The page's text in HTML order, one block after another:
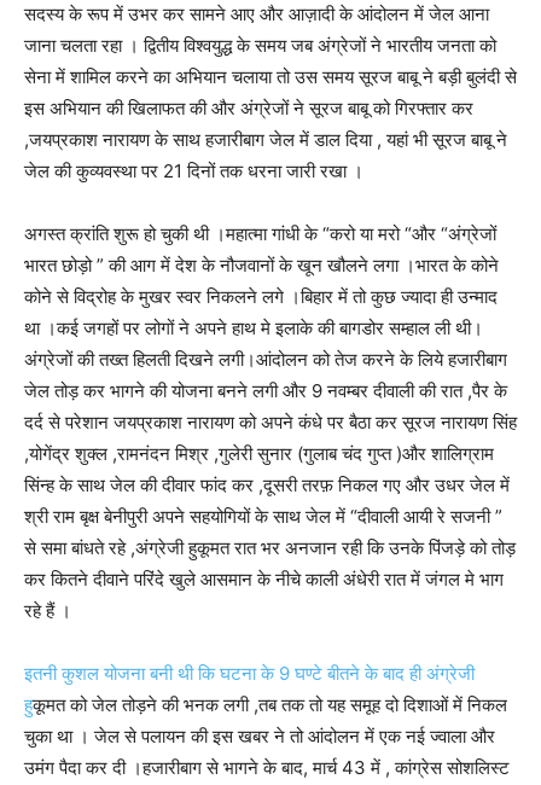
सदस्य के रूप में उभर कर सामने आए और आज़ादी के आंदोलन में जेल आना
जाना चलता रहा । द्वितीय विश्वयुद्ध के समय जब अंग्रेजों ने भारतीय जनता को
सेना में शामिल करने का अभियान चलाया तो उस समय सूरज बाबू ने बड़ी बुलंदी से
इस अभियान की खिलाफत की और अंग्रेजों ने सूरज बाबू को गिरफ्तार कर
,जयप्रकाश नारायण के साथ हजारीबाग जेल में डाल दिया , यहां भी सूरज बाबू ने
जेल की कुव्यवस्था पर 21 दिनों तक धरना जारी रखा ।
अगस्त क्रांति शुरू हो चुकी थी ।महात्मा गांधी के “करो या मरो “और “अंग्रेजों
भारत छोड़ो ” की आग में देश के नौजवानों के खून खौलने लगा ।भारत के कोने
कोने से विद्रोह के मुखर स्वर निकलने लगे ।बिहार में तो कुछ ज्यादा ही उन्माद
था ।कई जगहों पर लोगों ने अपने हाथ मे इलाके की बागडोर सम्हाल ली थी।
अंग्रेजों की तख्त हिलती दिखने लगी।आंदोलन को तेज करने के लिये हजारीबाग
जेल तोड़ कर भागने की योजना बनने लगी और 9 नवम्बर दीवाली की रात ,पैर के
दर्द से परेशान जयप्रकाश नारायण को अपने कंधे पर बैठा कर सूरज नारायण सिंह
,योगेंद्र शुक्ल ,रामनंदन मिश्र ,गुलेरी सुनार (गुलाब चंद गुप्त )और शालिग्राम
सिंन्ह के साथ जेल की दीवार फांद कर ,दूसरी तरफ़ निकल गए और उधर जेल में
श्री राम बृक्ष बेनीपुरी अपने सहयोगियों के साथ जेल में “दीवाली आयी रे सजनी ”
से समा बांधते रहे ,अंग्रेजी हुकूमत रात भर अनजान रही कि उनके पिंजड़े को तोड़
कर कितने दीवाने परिंदे खुले आसमान के नीचे काली अंधेरी रात में जंगल मे भाग
रहे हैं ।
इतनी कुशल योजना बनी थी कि घटना के 9 घण्टे बीतने के बाद ही अंग्रेजी
हुकूमत को जेल तोड़ने की भनक लगी ,तब तक तो यह समूह दो दिशाओं में निकल
चुका था । जेल से पलायन की इस खबर ने तो आंदोलन में एक नई ज्वाला और
उमंग पैदा कर दी ।हजारीबाग से भागने के बाद, मार्च 43 में , कांग्रेस सोशलिस्ट